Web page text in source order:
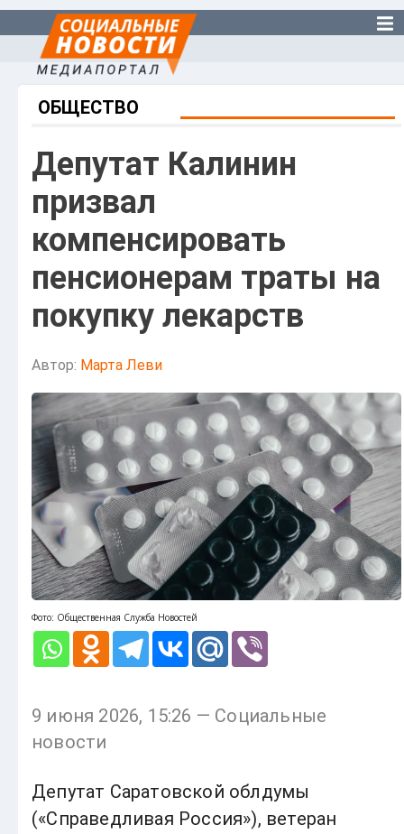
ОБЩЕСТВО
Депутат Калинин
призвал
компенсировать
пенсионерам траты на
покупку лекарств
Автор: Марта Леви
Фото: Общественная Служба Новостей
9 июня 2026, 15:26 — Социальные
новости
Депутат Саратовской облдумы
(«Справедливая Россия»), ветеран